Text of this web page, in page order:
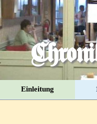
Direkt zum Seiteninhalt
Einleitung